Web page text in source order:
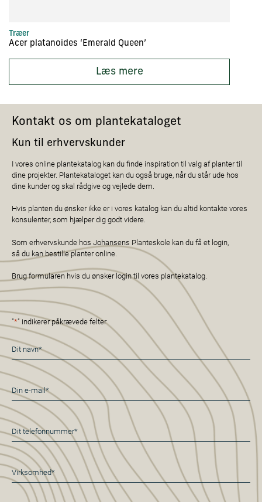
Træer
Acer platanoides ‘Emerald Queen’
Læs mere
Kontakt os om plantekataloget
Kun til erhvervskunder
I vores online plantekatalog kan du finde inspiration til valg af planter til
dine projekter. Plantekataloget kan du også bruge, når du står ude hos
dine kunder og skal rådgive og vejlede dem.
Hvis planten du ønsker ikke er i vores katalog kan du altid kontakte vores
konsulenter, som hjælper dig godt videre.
Som erhvervskunde hos Johansens Planteskole kan du få et login,
så du kan bestille planter online.
Brug formularen hvis du ønsker login til vores plantekatalog.
"*" indikerer påkrævede felter
Navn
*
E-
mail
*
Telefon
*
Virksomhed*
*